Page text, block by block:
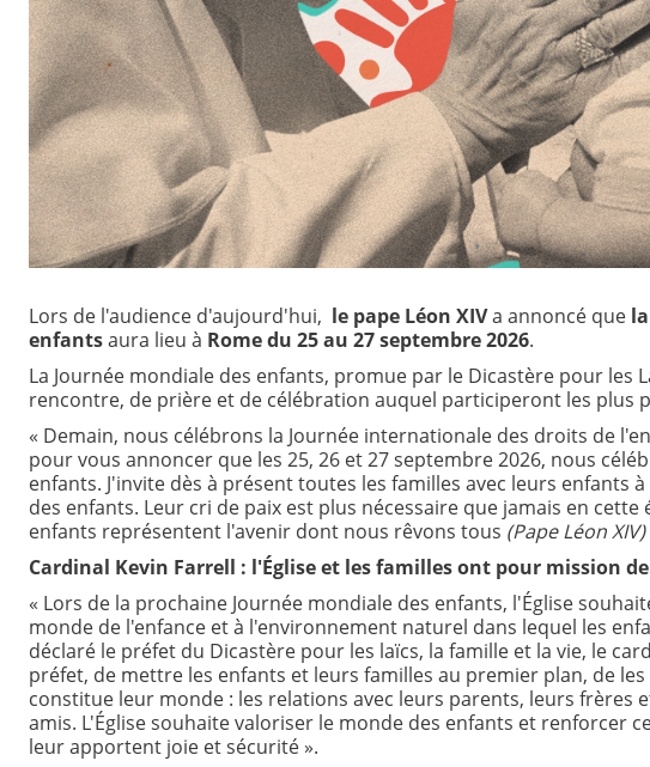
Lors de l'audience d'aujourd'hui, le pape Léon XIVa annoncé que
enfantsaura lieu à Rome du 25 au 27 septembre 2026.
La Journée mondiale des enfants, promue par le Dicastère pour les
rencontre, de prière et de célébration auquel participeront les plus
« Demain, nous célébrons la Journée internationale des droits de
pour vous annoncer que les 25, 26 et 27 septembre 2026, nous
enfants. J'invite dès à présent toutes les familles avec leurs enfants
des enfants. Leur cri de paix est plus nécessaire que jamais en
enfants représentent l'avenir dont nous rêvons tous (Pape Léon XIV)
Cardinal Kevin Farrell : l'Église et les familles ont pour mission
« Lors de la prochaine Journée mondiale des enfants, l'Église
monde de l'enfance et à l'environnement naturel dans lequel les
déclaré le préfet du Dicastère pour les laïcs, la famille et la vie, le
préfet, de mettre les enfants et leurs familles au premier plan, de
constitue leur monde : les relations avec leurs parents, leurs
amis. L'Église souhaite valoriser le monde des enfants et renforcer
leur apportent joie et sécurité ».